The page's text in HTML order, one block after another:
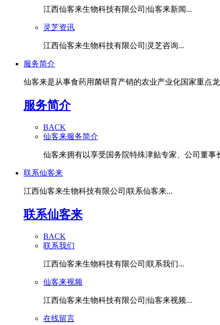
江西仙客来生物科技有限公司|仙客来新闻...
灵芝资讯
江西仙客来生物科技有限公司|灵芝咨询...
服务简介
仙客来是从事食药用菌研育产销的农业产业化国家重点
服务简介
BACK
仙客来服务简介
仙客来拥有以享受国务院特殊津贴专家、公司董事
联系仙客来
江西仙客来生物科技有限公司|联系仙客来...
联系仙客来
BACK
联系我们
江西仙客来生物科技有限公司|联系我们...
仙客来视频
江西仙客来生物科技有限公司|仙客来视频...
在线留言